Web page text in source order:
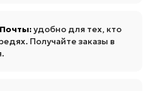
удобно для тех, кто
Получайте заказы в